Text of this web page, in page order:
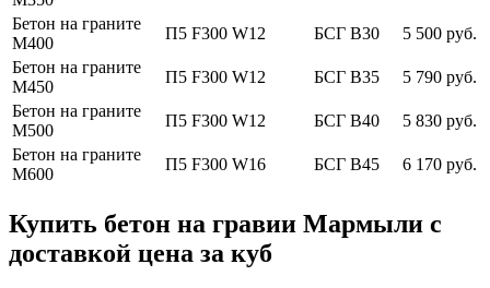
Бетон на граните
М400
П5 F300 W12 БСГ В30
5 500 руб.
Бетон на граните
М450
П5 F300 W12 БСГ В35
5 790 руб.
Бетон на граните
М500
П5 F300 W12 БСГ В40
5 830 руб.
Бетон на граните
М600
П5 F300 W16 БСГ В45 6 170 руб.
Купить бетон на гравии Мармыли с
доставкой цена за куб